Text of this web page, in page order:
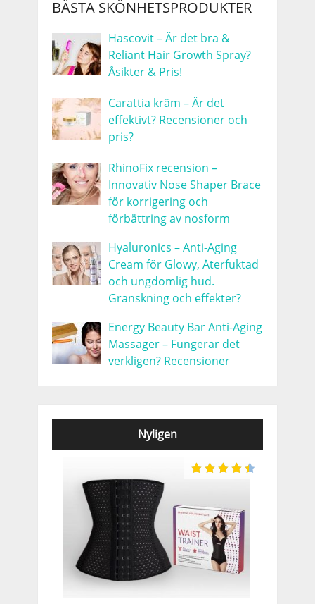
BÄSTA SKÖNHETSPRODUKTER
Hascovit – Är det bra &
Reliant Hair Growth Spray?
Åsikter & Pris!
Carattia kräm – Är det
effektivt? Recensioner och
pris?
RhinoFix recension –
Innovativ Nose Shaper Brace
för korrigering och
förbättring av nosform
Hyaluronics – Anti-Aging
Cream för Glowy, Återfuktad
och ungdomlig hud.
Granskning och effekter?
Energy Beauty Bar Anti-Aging
Massager – Fungerar det
verkligen? Recensioner
Nyligen